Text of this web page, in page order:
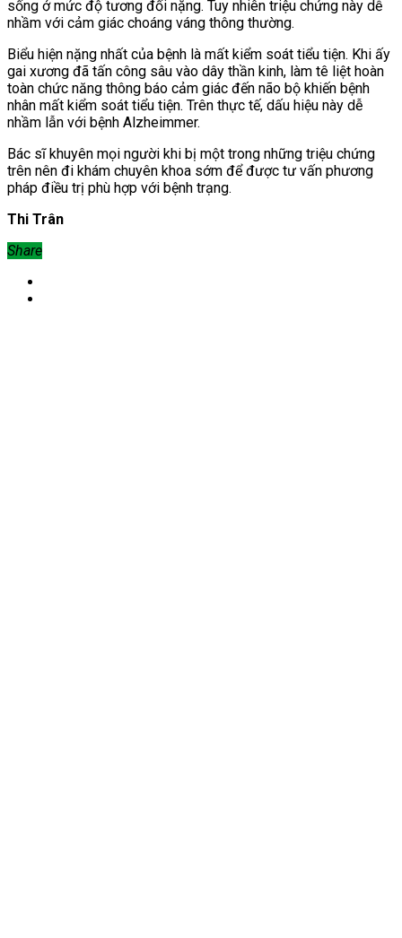
sống ở mức độ tương đối nặng. Tuy nhiên triệu chứng này dễ
nhầm với cảm giác choáng váng thông thường.
Biểu hiện nặng nhất của bệnh là mất kiểm soát tiểu tiện. Khi ấy
gai xương đã tấn công sâu vào dây thần kinh, làm tê liệt hoàn
toàn chức năng thông báo cảm giác đến não bộ khiến bệnh
nhân mất kiểm soát tiểu tiện. Trên thực tế, dấu hiệu này dễ
nhầm lẫn với bệnh Alzheimmer.
Bác sĩ khuyên mọi người khi bị một trong những triệu chứng
trên nên đi khám chuyên khoa sớm để được tư vấn phương
pháp điều trị phù hợp với bệnh trạng.
Thi Trân
Share